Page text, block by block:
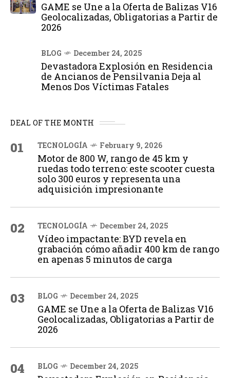
GAME se Une a la Oferta de Balizas V16
Geolocalizadas, Obligatorias a Partir de
2026
BLOG December 24, 2025
Devastadora Explosión en Residencia
de Ancianos de Pensilvania Deja al
Menos Dos Víctimas Fatales
DEAL OF THE MONTH
01 TECNOLOGÍA February 9, 2026
Motor de 800 W, rango de 45 km y
ruedas todo terreno: este scooter cuesta
solo 300 euros y representa una
adquisición impresionante
02 TECNOLOGÍA December 24, 2025
Vídeo impactante: BYD revela en
grabación cómo añadir 400 km de rango
en apenas 5 minutos de carga
03 BLOG December 24, 2025
GAME se Une a la Oferta de Balizas V16
Geolocalizadas, Obligatorias a Partir de
2026
04 BLOG December 24, 2025